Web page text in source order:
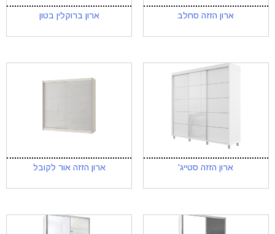
ארון הזזה סחלב ארון ברוקלין בטון
ארון הזזה סטייג' ארון הזזה אור לקובל